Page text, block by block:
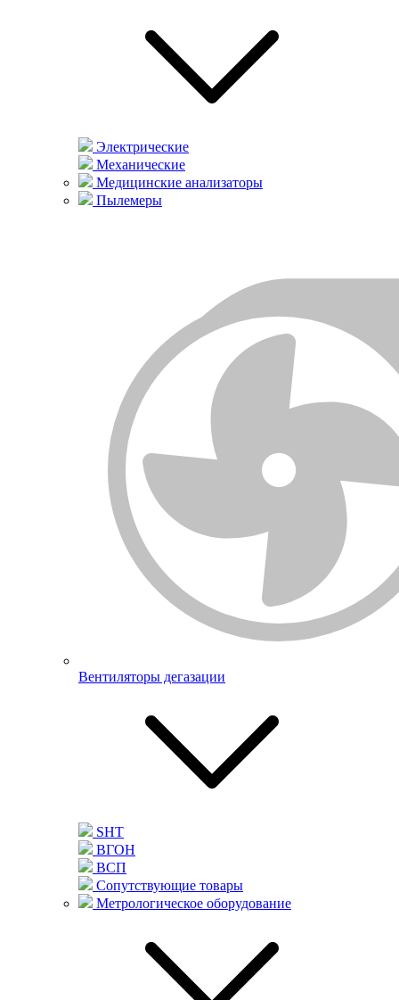
Электрические
Механические
Медицинские анализаторы
Пылемеры
Вентиляторы дегазации
SHT
ВГОН
ВСП
Сопутствующие товары
Метрологическое оборудование